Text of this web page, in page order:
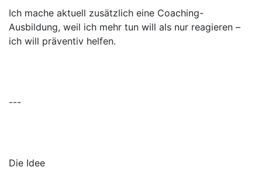
Ich mache aktuell zusätzlich eine Coaching-
Ausbildung, weil ich mehr tun will als nur reagieren –
ich will präventiv helfen.
---
Die Idee